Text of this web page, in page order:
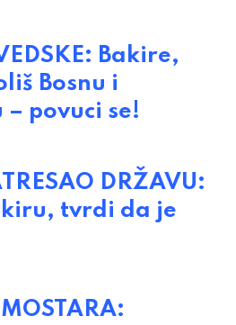
Bakire,
Bosnu i
povuci se!
DRŽAVU:
tvrdi da je